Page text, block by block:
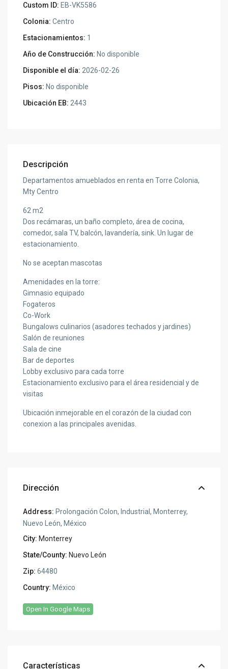
Custom ID: EB-VK5586
Colonia: Centro
Estacionamientos: 1
Año de Construcción: No disponible
Disponible el día: 2026-02-26
Pisos: No disponible
Ubicación EB: 2443
Descripción
Departamentos amueblados en renta en Torre Colonia,
Mty Centro
62 m2
Dos recámaras, un baño completo, área de cocina,
comedor, sala TV, balcón, lavandería, sink. Un lugar de
estacionamiento.
No se aceptan mascotas
Amenidades en la torre:
Gimnasio equipado
Fogateros
Co-Work
Bungalows culinarios (asadores techados y jardines)
Salón de reuniones
Sala de cine
Bar de deportes
Lobby exclusivo para cada torre
Estacionamiento exclusivo para el área residencial y de
visitas
Ubicación inmejorable en el corazón de la ciudad con
conexion a las principales avenidas.
Dirección
Address: Prolongación Colon, Industrial, Monterrey,
Nuevo León, México
City: Monterrey
State/County: Nuevo León
Zip: 64480
Country: México
Open In Google Maps
Características